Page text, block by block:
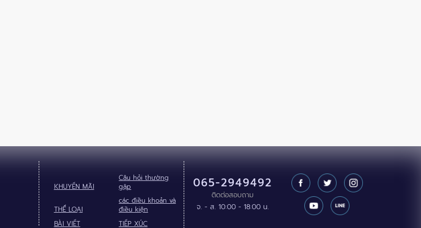
KHUYẾN MÃI
Câu hỏi thường
gặp
THỂ LOẠI
các điều khoản và
điều kiện
BÀI VIẾT
TIẾP XÚC
065-2949492
ติดต่อสอบถาม
จ. - ส. 10:00 - 18:00 น.